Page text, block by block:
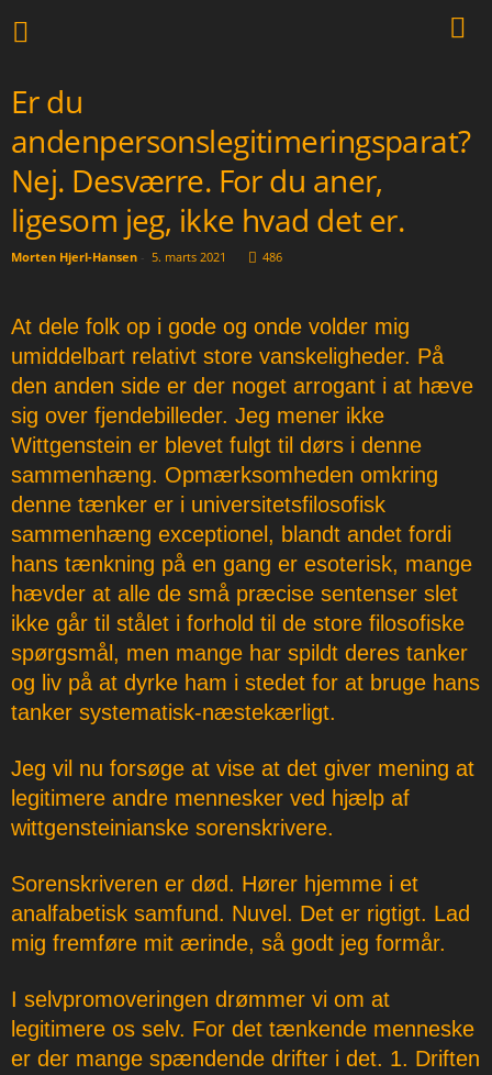
Er du
andenpersonslegitimeringsparat?
Nej. Desværre. For du aner,
ligesom jeg, ikke hvad det er.
Morten Hjerl-Hansen - 5. marts 2021 486
At dele folk op i gode og onde volder mig
umiddelbart relativt store vanskeligheder. På
den anden side er der noget arrogant i at hæve
sig over fjendebilleder. Jeg mener ikke
Wittgenstein er blevet fulgt til dørs i denne
sammenhæng. Opmærksomheden omkring
denne tænker er i universitetsfilosofisk
sammenhæng exceptionel, blandt andet fordi
hans tænkning på en gang er esoterisk, mange
hævder at alle de små præcise sentenser slet
ikke går til stålet i forhold til de store filosofiske
spørgsmål, men mange har spildt deres tanker
og liv på at dyrke ham i stedet for at bruge hans
tanker systematisk-næstekærligt.
Jeg vil nu forsøge at vise at det giver mening at
legitimere andre mennesker ved hjælp af
wittgensteinianske sorenskrivere.
Sorenskriveren er død. Hører hjemme i et
analfabetisk samfund. Nuvel. Det er rigtigt. Lad
mig fremføre mit ærinde, så godt jeg formår.
I selvpromoveringen drømmer vi om at
legitimere os selv. For det tænkende menneske
er der mange spændende drifter i det. 1. Driften